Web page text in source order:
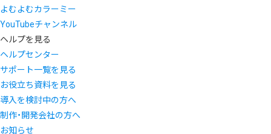
よむよむカラーミー
YouTubeチャンネル
ヘルプを見る
ヘルプセンター
サポート一覧を見る
お役立ち資料を見る
導入を検討中の方へ
制作・開発会社の方へ
お知らせ